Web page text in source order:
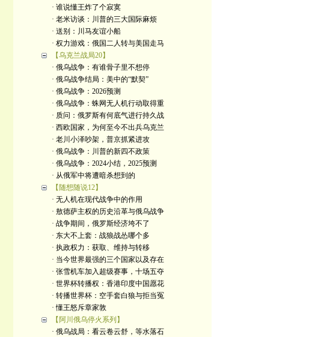
· 谁说懂王炸了个寂寞
· 老米访谈：川普的三大国际麻烦
· 送别：川马友谊小船
· 权力游戏：俄国二人转与美国走马
【乌克兰战局20】
· 俄乌战争：有谁骨子里不想停
· 俄乌战争结局：美中的“默契”
· 俄乌战争：2026预测
· 俄乌战争：蛛网无人机行动取得重
· 质问：俄罗斯有何底气进行持久战
· 西欧国家，为何至今不出兵乌克兰
· 老川小泽吵架，普京抓紧进攻
· 俄乌战争：川普的新四不政策
· 俄乌战争：2024小结，2025预测
· 从俄军中将遭暗杀想到的
【随想随说12】
· 无人机在现代战争中的作用
· 敖德萨主权的历史沿革与俄乌战争
· 战争期间，俄罗斯经济垮不了
· 东大不上套：战狼战怂哪个多
· 执政权力：获取、维持与转移
· 当今世界最强的三个国家以及存在
· 张雪机车加入超级赛事，十场五夺
· 世界杯转播权：香港印度中国愿花
· 转播世界杯：空手套白狼与拒当冤
· 懂王怒斥章家敦
【阿川俄乌停火系列】
· 俄乌战局：看云卷云舒，等水落石